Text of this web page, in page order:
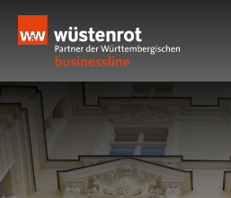
Zum
Inhalt
springen